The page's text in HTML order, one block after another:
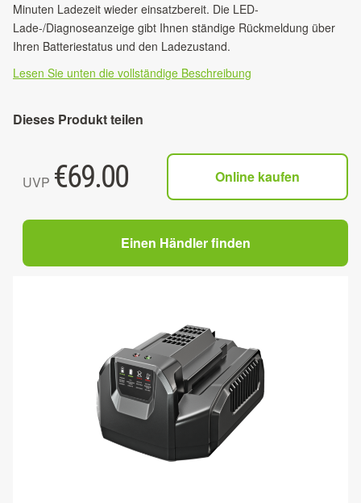
Minuten Ladezeit wieder einsatzbereit. Die LED-
Lade-/Diagnoseanzeige gibt Ihnen ständige Rückmeldung über
Ihren Batteriestatus und den Ladezustand.
Lesen Sie unten die vollständige Beschreibung
Dieses Produkt teilen
UVP €69.00 Online kaufen
Einen Händler finden